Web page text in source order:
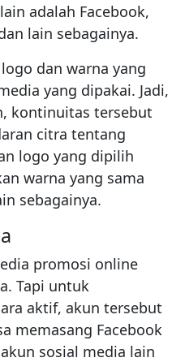
adalah Facebook,
lain sebagainya.
dan warna yang
yang dipakai. Jadi,
kontinuitas tersebut
citra tentang
logo yang dipilih
warna yang sama
sebagainya.
promosi online
Tapi untuk
aktif, akun tersebut
memasang Facebook
sosial media lain